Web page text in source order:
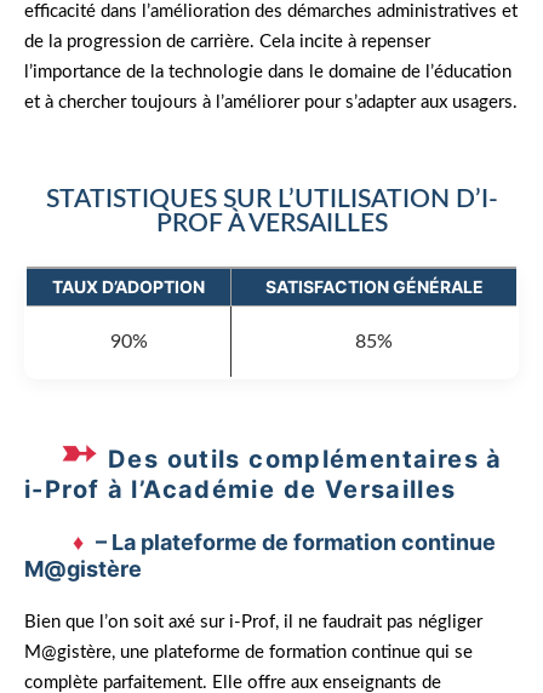
efficacité dans l’amélioration des démarches administratives et
de la progression de carrière. Cela incite à repenser
l’importance de la technologie dans le domaine de l’éducation
et à chercher toujours à l’améliorer pour s’adapter aux usagers.
STATISTIQUES SUR L’UTILISATION D’I-
PROF À VERSAILLES
TAUX D’ADOPTION SATISFACTION GÉNÉRALE
90% 85%
Des outils complémentaires à
i-Prof à l’Académie de Versailles
– La plateforme de formation continue
M@gistère
Bien que l’on soit axé sur i-Prof, il ne faudrait pas négliger
M@gistère, une plateforme de formation continue qui se
complète parfaitement. Elle offre aux enseignants de